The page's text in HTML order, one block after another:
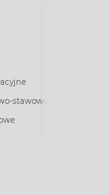
stawowe